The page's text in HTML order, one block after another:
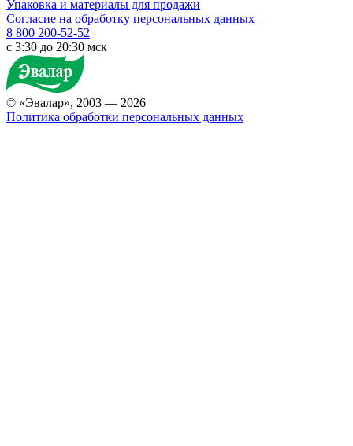
Упаковка и материалы для продажи
Согласие на обработку персональных данных
8 800 200-52-52
c 3:30 до 20:30 мск
© «Эвалар», 2003 — 2026
Политика обработки персональных данных